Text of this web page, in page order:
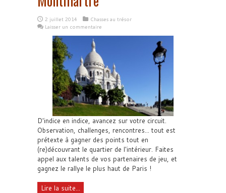
2 juillet 2014
Chasses au trésor
Laisser un commentaire
D'indice en indice, avancez sur votre circuit.
Observation, challenges, rencontres... tout est
prétexte à gagner des points tout en
(re)découvrant le quartier de l'intérieur. Faites
appel aux talents de vos partenaires de jeu, et
gagnez le rallye le plus haut de Paris !
Lire la suite...